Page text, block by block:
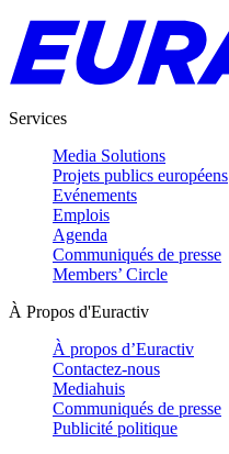
Services
Media Solutions
Projets publics européens
Evénements
Emplois
Agenda
Communiqués de presse
Members’ Circle
À Propos d'Euractiv
À propos d’Euractiv
Contactez-nous
Mediahuis
Communiqués de presse
Publicité politique